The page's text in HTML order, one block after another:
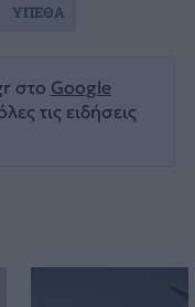
στο Google
τις ειδήσεις
ΥΠΕΘΑ